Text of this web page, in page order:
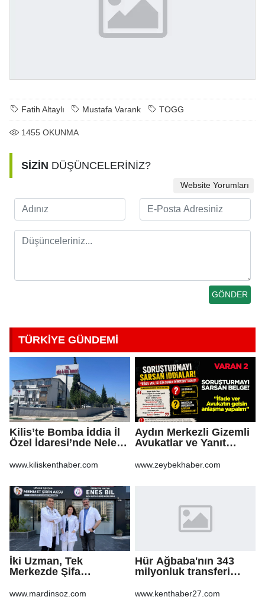
Fatih Altaylı Mustafa Varank TOGG
1455 OKUNMA
SİZİN DÜŞÜNCELERİNİZ?
Website Yorumları
TÜRKİYE GÜNDEMİ
Kilis’te Bomba İddia İl
Özel İdaresi’nde Neler
www.kiliskenthaber.com
Aydın Merkezli Gizemli
Avukatlar ve Yanıt
www.zeybekhaber.com
İki Uzman, Tek
Merkezde Şifa
www.mardinsoz.com
Hür Ağbaba'nın 343
milyonluk transferi
Ağbaba'ya milyonlar
www.kenthaber27.com